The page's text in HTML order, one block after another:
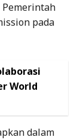
pada
World
dalam